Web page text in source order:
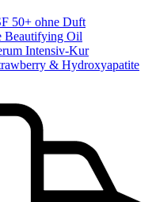
50+ ohne Duft
Beautifying Oil
Intensiv-Kur
& Hydroxyapatite